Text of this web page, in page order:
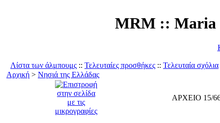
MRM :: Maria
Λίστα των άλμπουμς :: Τελευταίες προσθήκες :: Τελευταία σχόλια
Αρχική > Νησιά της Ελλάδας
ΑΡΧΕΙΟ 15/